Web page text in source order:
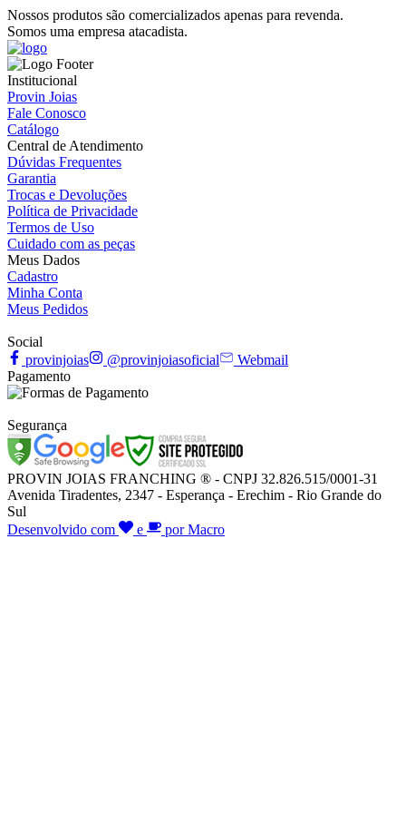
Nossos produtos são comercializados apenas para revenda.
Somos uma empresa atacadista.
Institucional
Provin Joias
Fale Conosco
Catálogo
Central de Atendimento
Dúvidas Frequentes
Garantia
Trocas e Devoluções
Política de Privacidade
Termos de Uso
Cuidado com as peças
Meus Dados
Cadastro
Minha Conta
Meus Pedidos
Social
provinjoias
@provinjoiasoficial
Webmail
Pagamento
Segurança
PROVIN JOIAS FRANCHING ® - CNPJ 32.826.515/0001-31
Avenida Tiradentes, 2347 - Esperança - Erechim - Rio Grande do
Sul
Desenvolvido com
e por Macro